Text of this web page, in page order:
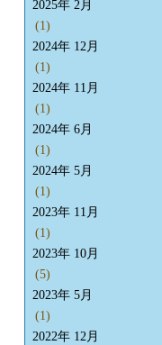
2025年 2月
(1)
2024年 12月
(1)
2024年 11月
(1)
2024年 6月
(1)
2024年 5月
(1)
2023年 11月
(1)
2023年 10月
(5)
2023年 5月
(1)
2022年 12月